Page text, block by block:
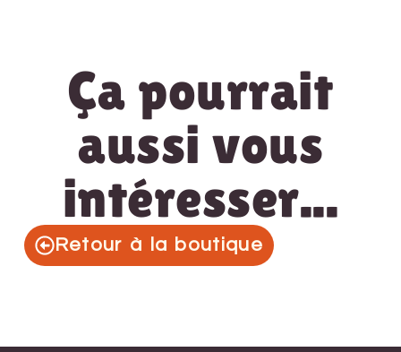
Ça pourrait
aussi vous
intéresser...
Retour à la boutique